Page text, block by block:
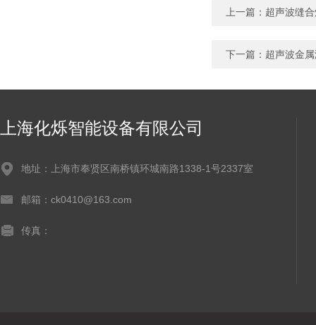
上一篇： 超声波缝
下一篇： 超声波金
上海化烁智能设备有限公司
地址：上海市奉贤区南桥镇环城南路1338-1号2337室
邮箱：ck0410@163.com
传真：